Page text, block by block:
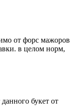
от форс мажоров
в целом норм,
букет от